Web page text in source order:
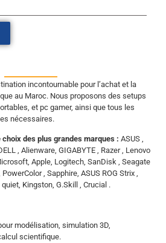
incontournable pour l’achat et la
au Maroc. Nous proposons des setups
et pc gamer, ainsi que tous les
nécessaires.
des plus grandes marques : ASUS ,
, Alienware, GIGABYTE , Razer , Lenovo
Apple, Logitech, SanDisk , Seagate
, Sapphire, ASUS ROG Strix ,
Kingston, G.Skill , Crucial .
modélisation, simulation 3D,
scientifique.